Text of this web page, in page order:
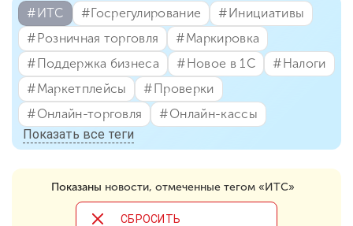
#⁣ИТC #⁣Госрегулирование
#⁣Инициативы
#⁣Розничная торговля
#⁣Маркировка
#⁣Поддержка бизнеса
#⁣Новое в 1С
#⁣Налоги
#⁣Маркетплейсы
#⁣Проверки
#⁣Онлайн-торговля
#⁣Онлайн-кассы
Показать все теги
Показаны новости, отмеченные тегом «ИТC»
CБРОСИТЬ